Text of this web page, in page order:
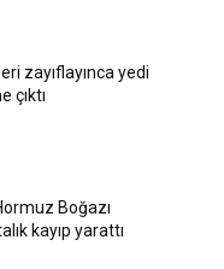
zayıflayınca yedi
çıktı
Boğazı
kayıp yarattı